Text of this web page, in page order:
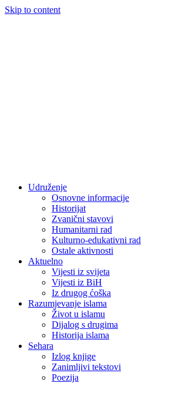
Skip to content
Udruženje
Osnovne informacije
Historijat
Zvanični stavovi
Humanitarni rad
Kulturno-edukativni rad
Ostale aktivnosti
Aktuelno
Vijesti iz svijeta
Vijesti iz BiH
Iz drugog ćoška
Razumjevanje islama
Život u islamu
Dijalog s drugima
Historija islama
Sehara
Izlog knjige
Zanimljivi tekstovi
Poezija